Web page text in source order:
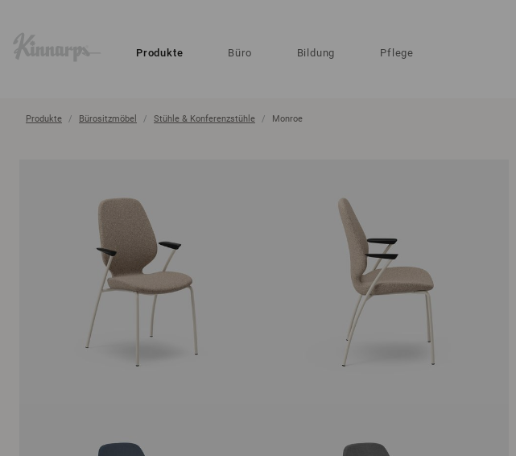
Produkte Büro Bildung Pflege
Produkte Bürositzmöbel Stühle & Konferenzstühle Monroe